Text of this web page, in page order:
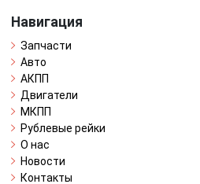
Навигация
Запчасти
Авто
АКПП
Двигатели
МКПП
Рублевые рейки
О нас
Новости
Контакты